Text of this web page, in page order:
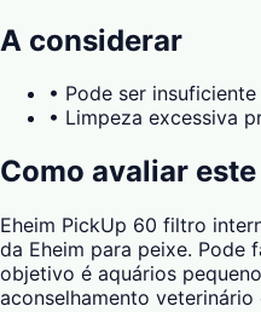
A considerar
• Pode ser
• Limpeza excessiva
Como avaliar
Eheim PickUp 60 filtro
da Eheim para peixe. Pode
objetivo é aquários
aconselhamento veterinário